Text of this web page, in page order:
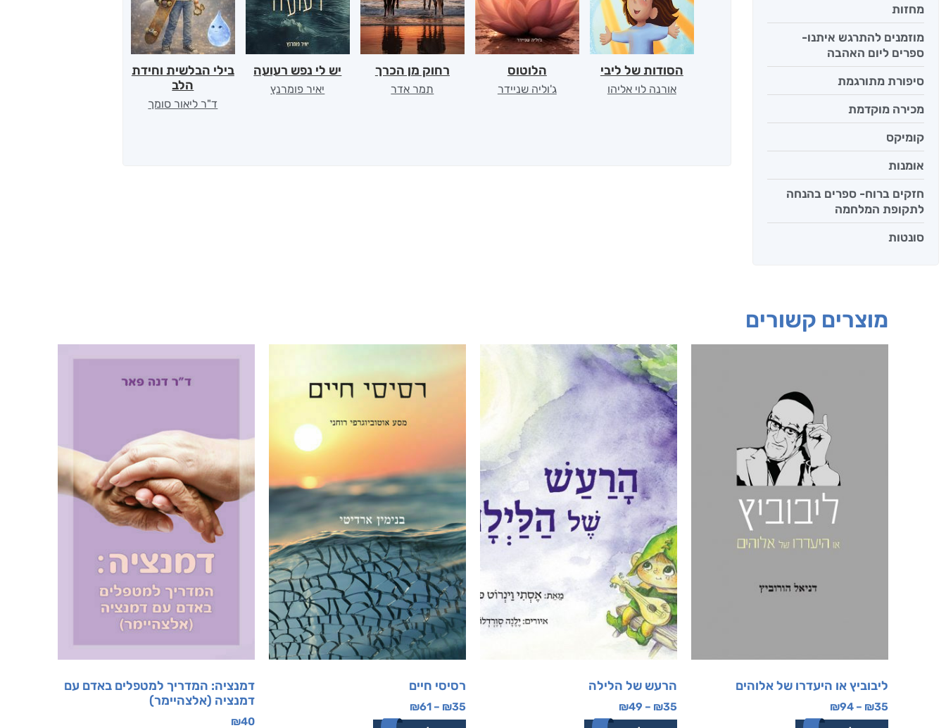
מחזות
מוזמנים להתרגש איתנו-
ספרים ליום האהבה
סיפורת מתורגמת
מכירה מוקדמת
קומיקס
אומנות
חזקים ברוח- ספרים בהנחה
לתקופת המלחמה
סונטות
הסודות של ליבי
אורנה לוי אליהו
הלוטוס
ג'וליה שניידר
רחוק מן הכרך
תמר אדר
יש לי נפש רעועה
יאיר פומרנץ
בילי הבלשית וחידת
הלב
ד"ר ליאור סומך
מוצרים קשורים
ליבוביץ או היעדרו של אלוהים
₪35
–
₪94
הרעש של הלילה
₪35
–
₪49
רסיסי חיים
₪35
–
₪61
דמנציה: המדריך למטפלים באדם עם
דמנציה (אלצהיימר)
₪40